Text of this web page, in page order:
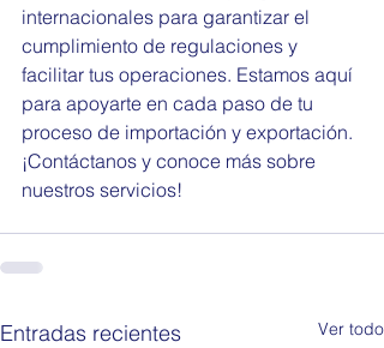
internacionales para garantizar el
cumplimiento de regulaciones y
facilitar tus operaciones. Estamos aquí
para apoyarte en cada paso de tu
proceso de importación y exportación.
¡Contáctanos y conoce más sobre
nuestros servicios!
Entradas recientes Ver todo